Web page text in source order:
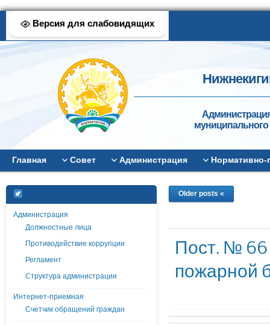
Версия для слабовидящих
муниципального
Главная Совет Администрация
Администрация
Должностные лица
Противодействие коррупции
Регламент
Структура администрации
Интернет-приемная
Счетчик обращений граждан
Older posts «
Пост. № 66
пожарной